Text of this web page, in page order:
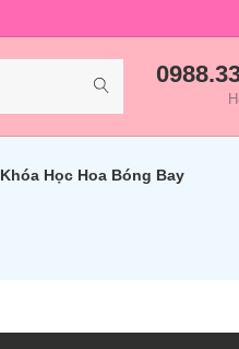
Khóa Học Hoa Bóng Bay